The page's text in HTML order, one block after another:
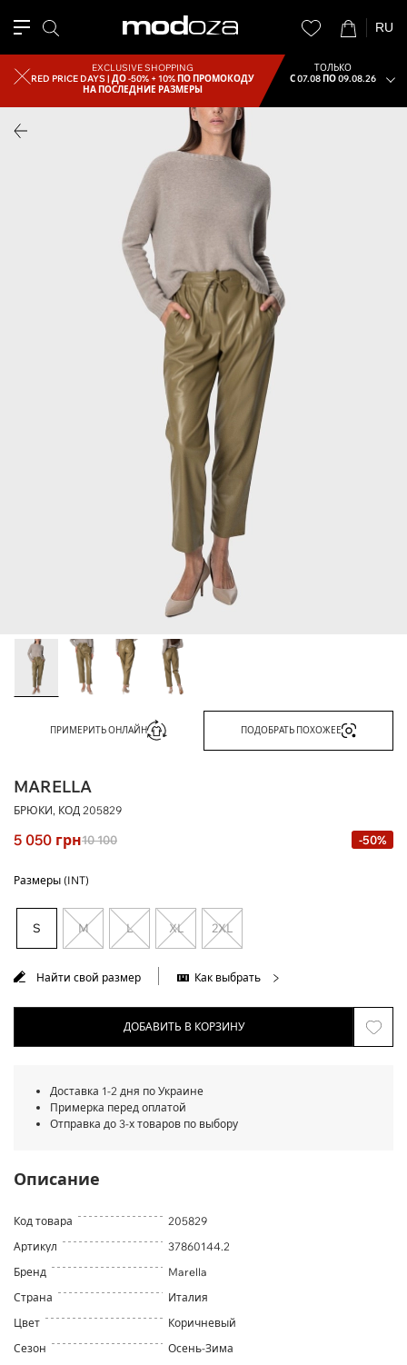
RU
EXCLUSIVE SHOPPING
RED PRICE DAYS |ДО -50% + 10% ПО ПРОМОКОДУ
НА ПОСЛЕДНИЕ РАЗМЕРЫ
ТОЛЬКО
С 07.08 ПО 09.08.26
ПРИМЕРИТЬ ОНЛАЙН ПОДОБРАТЬ ПОХОЖЕЕ
MARELLA
БРЮКИ, КОД 205829
5 050 грн10 100 -50%
Размеры (INT)
S M L XL 2XL
Найти свой размер Как выбрать
ДОБАВИТЬ В КОРЗИНУ
Доставка 1-2 дня по Украине
Примерка перед оплатой
Отправка до 3-х товаров по выбору
Описание
Код товара
205829
Артикул
37860144.2
Бренд
Marella
Страна
Италия
Цвет
Коричневый
Сезон
Осень-Зима